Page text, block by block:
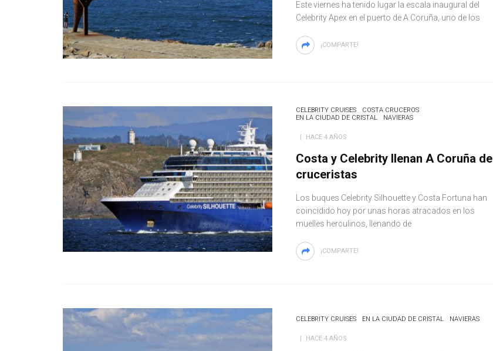
Este viernes ha tenido lugar la escala inaugural del
Celebrity Apex en el puerto de A Coruña, uno de los
¡COMPARTE!
CELEBRITY CRUISES
COSTA CRUCEROS
EN LA CIUDAD DE CRISTAL
NAVIERAS
HACE 4 AÑOS
Costa y Celebrity llenan A Coruña de
cruceristas
Los buques Celebrity Silhouette y Costa Fortuna han
coincidido hoy por unas horas atracados en los
muelles herculinos, llenando de
¡COMPARTE!
CELEBRITY CRUISES EN LA CIUDAD DE CRISTAL NAVIERAS
HACE 4 AÑOS